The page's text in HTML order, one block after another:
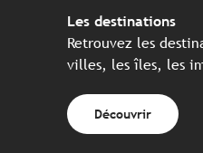
Les destinations
Retrouvez les
villes, les îles, les
Découvrir